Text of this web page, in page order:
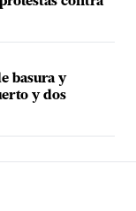
basura y
y dos